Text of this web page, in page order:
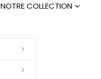
NOTRE COLLECTION